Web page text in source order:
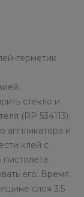
герметик
стекло и
(RP 534113).
аппликатора и
клей с
его. Время
слоя 3.5